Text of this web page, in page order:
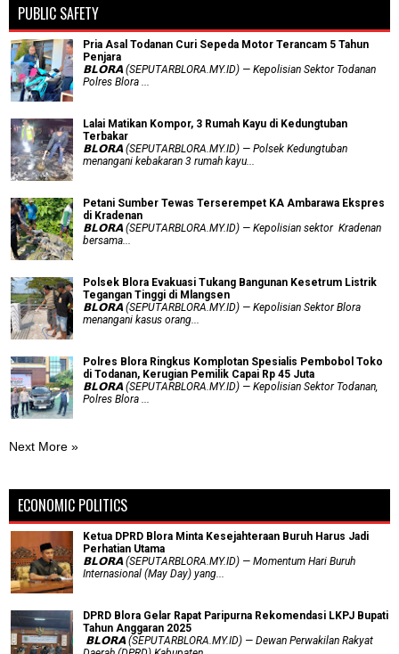
PUBLIC SAFETY
Pria Asal Todanan Curi Sepeda Motor Terancam 5 Tahun
Penjara
𝗕𝗟𝗢𝗥𝗔 (SEPUTARBLORA.MY.ID) — Kepolisian Sektor Todanan
Polres Blora ...
Lalai Matikan Kompor, 3 Rumah Kayu di Kedungtuban
Terbakar
𝗕𝗟𝗢𝗥𝗔 (SEPUTARBLORA.MY.ID) — Polsek Kedungtuban
menangani kebakaran 3 rumah kayu...
Petani Sumber Tewas Terserempet KA Ambarawa Ekspres
di Kradenan
𝗕𝗟𝗢𝗥𝗔 (SEPUTARBLORA.MY.ID) — Kepolisian sektor Kradenan
bersama...
Polsek Blora Evakuasi Tukang Bangunan Kesetrum Listrik
Tegangan Tinggi di Mlangsen
𝗕𝗟𝗢𝗥𝗔 (SEPUTARBLORA.MY.ID) — Kepolisian Sektor Blora
menangani kasus orang...
Polres Blora Ringkus Komplotan Spesialis Pembobol Toko
di Todanan, Kerugian Pemilik Capai Rp 45 Juta
𝗕𝗟𝗢𝗥𝗔 (SEPUTARBLORA.MY.ID) — Kepolisian Sektor Todanan,
Polres Blora ...
Next More »
ECONOMIC POLITICS
Ketua DPRD Blora Minta Kesejahteraan Buruh Harus Jadi
Perhatian Utama
​𝗕𝗟𝗢𝗥𝗔 (SEPUTARBLORA.MY.ID) — Momentum Hari Buruh
Internasional (May Day) yang...
DPRD Blora Gelar Rapat Paripurna Rekomendasi LKPJ Bupati
Tahun Anggaran 2025
‎ 𝗕𝗟𝗢𝗥𝗔 (SEPUTARBLORA.MY.ID) — Dewan Perwakilan Rakyat